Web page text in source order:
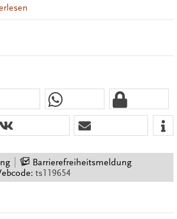
Barrierefreiheitsmeldung
ts119654